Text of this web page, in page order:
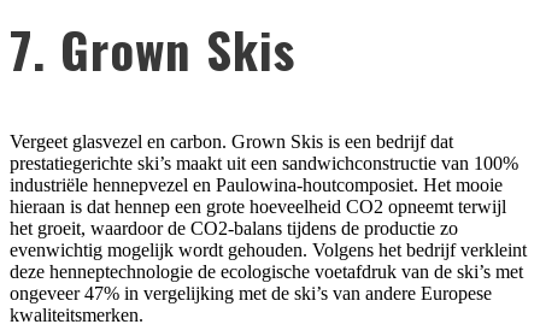
7. Grown Skis
Vergeet glasvezel en carbon. Grown Skis is een bedrijf dat
prestatiegerichte ski’s maakt uit een sandwichconstructie van 100%
industriële hennepvezel en Paulowina-houtcomposiet. Het mooie
hieraan is dat hennep een grote hoeveelheid CO2 opneemt terwijl
het groeit, waardoor de CO2-balans tijdens de productie zo
evenwichtig mogelijk wordt gehouden. Volgens het bedrijf verkleint
deze henneptechnologie de ecologische voetafdruk van de ski’s met
ongeveer 47% in vergelijking met de ski’s van andere Europese
kwaliteitsmerken.